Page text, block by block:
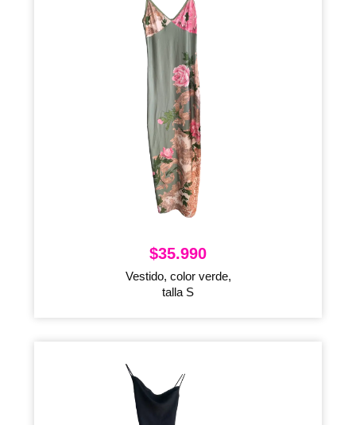
$35.990
Vestido, color verde,
talla S